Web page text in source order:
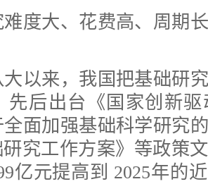
大、花费高、周期长
来，我国把基础研究
先后出台《国家创新
全面加强基础科学研究
研究工作方案》等政策
亿元提高到 2025年的